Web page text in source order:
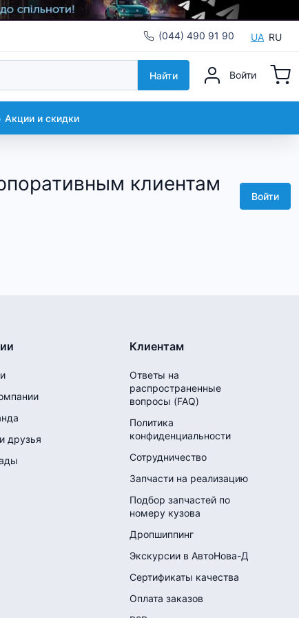
(044) 490 91 90 UA RU
Найти Войти
Акции и скидки
клиентам
Войти
друзья
Клиентам
Ответы на
распространенные
вопросы (FAQ)
Политика
конфиденциальности
Сотрудничество
Запчасти на реализацию
Подбор запчастей по
номеру кузова
Дропшиппинг
Экскурсии в АвтоНова-Д
Сертификаты качества
Оплата заказов